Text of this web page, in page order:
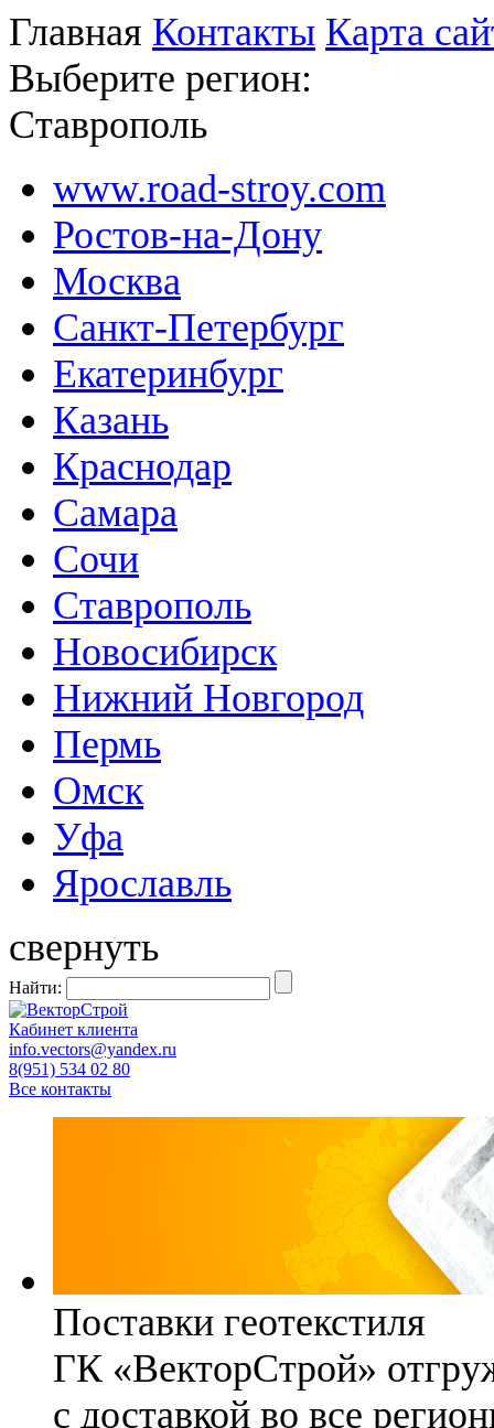
Главная Контакты Карта
Выберите регион:
Ставрополь
www.road-stroy.com
Ростов-на-Дону
Москва
Санкт-Петербург
Екатеринбург
Казань
Краснодар
Самара
Сочи
Ставрополь
Новосибирск
Нижний Новгород
Пермь
Омск
Уфа
Ярославль
свернуть
Найти:
Кабинет клиента
info.vectors@yandex.ru
8(951) 534 02 80
Все контакты
Поставки геотекстиля
ГК «ВекторСтрой»
с доставкой во все